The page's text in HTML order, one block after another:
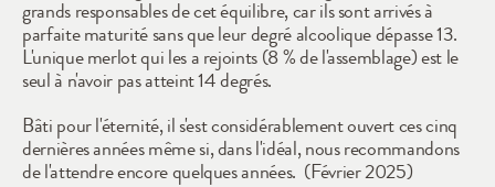
grands responsables de cet équilibre, car ils sont arrivés à
parfaite maturité sans que leur degré alcoolique dépasse 13.
L'unique merlot qui les a rejoints (8 % de l'assemblage) est le
seul à n'avoir pas atteint 14 degrés.
Bâti pour l'éternité, il s'est considérablement ouvert ces cinq
dernières années même si, dans l'idéal, nous recommandons
de l'attendre encore quelques années.  (Février 2025)